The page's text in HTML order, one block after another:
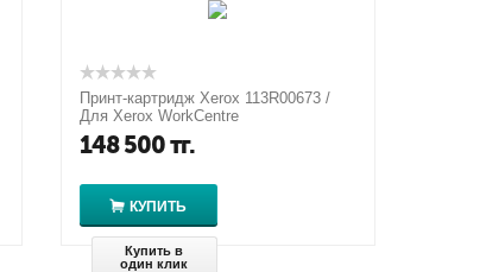
Принт-картридж Xerox 113R00673 /
Для Xerox WorkCentre
5645/5740/5790/5845/5855/5865/5875/5
890/245...
148 500тг.
КУПИТЬ
Купить в
один клик